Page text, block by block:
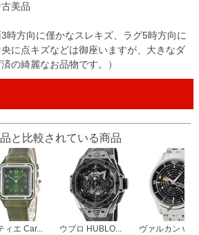
美品
3時方向に僅かなスレキズ、ラグ5時方向に
に点キズなどは御座いますが、大きなダ
の綺麗なお品物です。）
と比較されている商品
ィエ Car...
ウブロ HUBLO...
ヴァルカン vul...